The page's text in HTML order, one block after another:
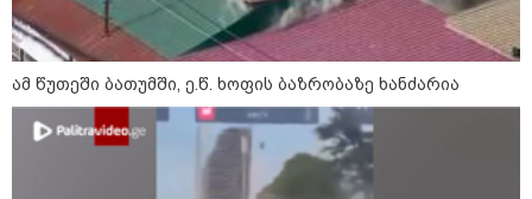
ამ წუთეში ბათუმში, ე.წ. ხოფის ბაზრობაზე ხანძარია